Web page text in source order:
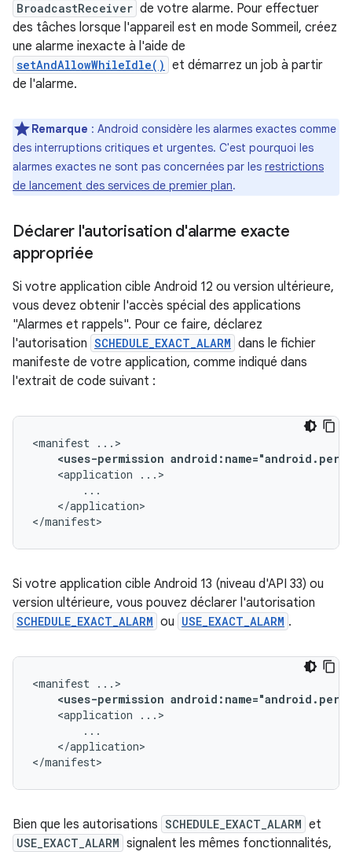
BroadcastReceiver de votre alarme. Pour effectuer
des tâches lorsque l'appareil est en mode Sommeil, créez
une alarme inexacte à l'aide de
setAndAllowWhileIdle() et démarrez un job à partir
de l'alarme.
Remarque : Android considère les alarmes exactes comme
des interruptions critiques et urgentes. C'est pourquoi les
alarmes exactes ne sont pas concernées par les restrictions
de lancement des services de premier plan.
Déclarer l'autorisation d'alarme exacte
appropriée
Si votre application cible Android 12 ou version ultérieure,
vous devez obtenir l'accès spécial des applications
"Alarmes et rappels". Pour ce faire, déclarez
l'autorisation SCHEDULE_EXACT_ALARM dans le fichier
manifeste de votre application, comme indiqué dans
l'extrait de code suivant :
<manifest
<uses-permission
<application
</application>
</manifest>
Si votre application cible Android 13 (niveau d'API 33) ou
version ultérieure, vous pouvez déclarer l'autorisation
SCHEDULE_EXACT_ALARM ou USE_EXACT_ALARM .
<manifest
<uses-permission
<application
</application>
</manifest>
Bien que les autorisations SCHEDULE_EXACT_ALARM et
USE_EXACT_ALARM signalent les mêmes fonctionnalités,